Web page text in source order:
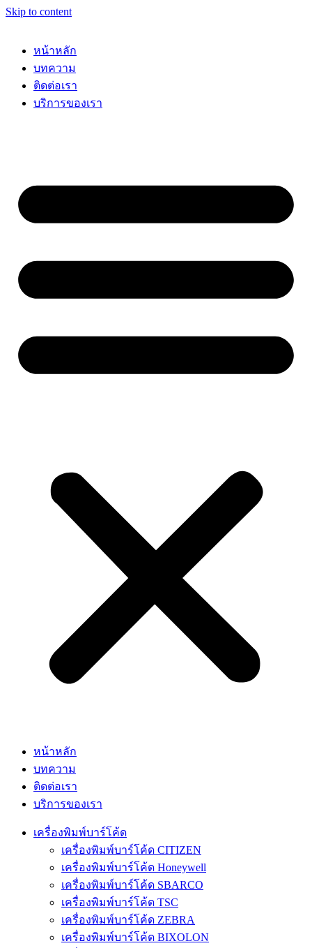
Skip to content
หน้าหลัก
บทความ
ติดต่อเรา
บริการของเรา
หน้าหลัก
บทความ
ติดต่อเรา
บริการของเรา
เครื่องพิมพ์บาร์โค้ด
เครื่องพิมพ์บาร์โค้ด CITIZEN
เครื่องพิมพ์บาร์โค้ด Honeywell
เครื่องพิมพ์บาร์โค้ด SBARCO
เครื่องพิมพ์บาร์โค้ด TSC
เครื่องพิมพ์บาร์โค้ด ZEBRA
เครื่องพิมพ์บาร์โค้ด BIXOLON